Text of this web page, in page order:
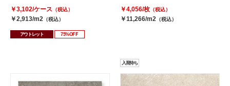
￥3,102/ケース （税込）
￥2,913/m2 （税込）
アウトレット 75%OFF
￥4,056/枚 （税込）
￥11,266/m2 （税込）
入荷待ち